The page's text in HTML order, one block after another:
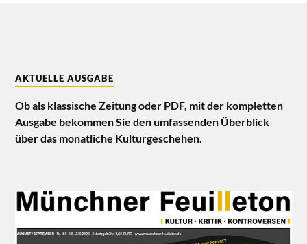
AKTUELLE AUSGABE
Ob als klassische Zeitung oder PDF, mit der kompletten
Ausgabe bekommen Sie den umfassenden Überblick
über das monatliche Kulturgeschehen.